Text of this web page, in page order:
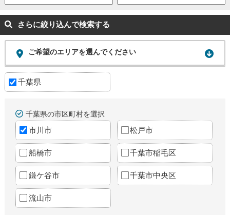
さらに絞り込んで検索する
ご希望のエリアを選んでください
千葉県
千葉県の市区町村を選択
市川市 松戸市
船橋市 千葉市稲毛区
鎌ケ谷市 千葉市中央区
流山市